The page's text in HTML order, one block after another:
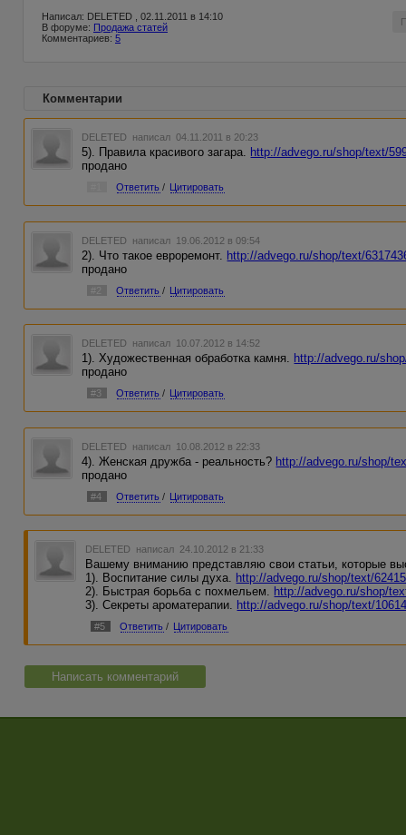
Написал: DELETED , 02.11.2011 в 14:10
В форуме: Продажа статей
Комментариев: 5
Комментарии
DELETED написал 04.11.2011 в 20:23
5). Правила красивого загара. http://advego.ru/shop/text/
продано
Ответить / Цитировать
DELETED написал 19.06.2012 в 09:54
2). Что такое евроремонт. http://advego.ru/shop/text/
продано
#2 Ответить / Цитировать
DELETED написал 10.07.2012 в 14:52
1). Художественная обработка камня. http://advego.ru/
продано
#3 Ответить / Цитировать
DELETED написал 10.08.2012 в 22:33
4). Женская дружба - реальность? http://advego.ru/shop/
продано
#4 Ответить / Цитировать
DELETED написал 24.10.2012 в 21:33
Вашему вниманию представляю свои статьи, которые
1). Воспитание силы духа. http://advego.ru/shop/text/
2). Быстрая борьба с похмельем. http://advego.ru/shop/
3). Секреты ароматерапии. http://advego.ru/shop/text/
#5 Ответить / Цитировать
Написать комментарий